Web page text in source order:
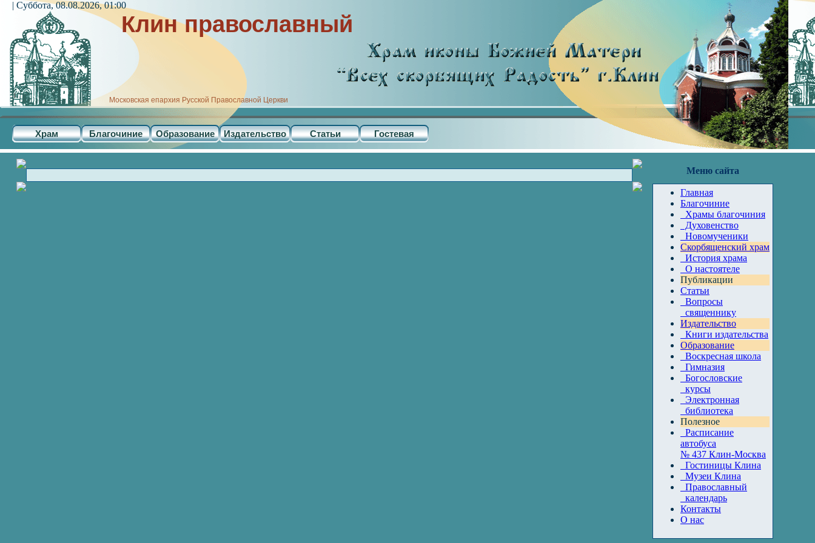
Клин православный
Московская епархия Русской Православной Церкви
Храм Благочиние Образование Издательство Статьи Гостевая
| Суббота, 08.08.2026, 01:00
Меню сайта
Главная
Благочиние
Храмы благочиния
Духовенство
Новомученики
Скорбященский храм
История храма
О настоятеле
Публикации
Статьи
Вопросы
священнику
Издательство
Книги издательства
Образование
Воскресная школа
Гимназия
Богословские
курсы
Электронная
библиотека
Полезное
Расписание
автобуса
№ 437 Клин-Москва
Гостиницы Клина
Музеи Клина
Православный
календарь
Контакты
О нас